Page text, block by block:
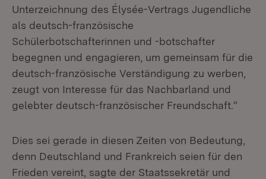
Unterzeichnung des Élysée-Vertrags Jugendliche
als deutsch-französische
Schülerbotschafterinnen und -botschafter
begegnen und engagieren, um gemeinsam für die
deutsch-französische Verständigung zu werben,
zeugt von Interesse für das Nachbarland und
gelebter deutsch-französischer Freundschaft.“
Dies sei gerade in diesen Zeiten von Bedeutung,
denn Deutschland und Frankreich seien für den
Frieden vereint, sagte der Staatssekretär und